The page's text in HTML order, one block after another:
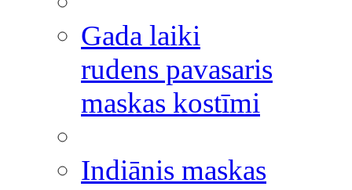
Gada laiki
rudens pavasaris
maskas kostīmi
Indiānis maskas